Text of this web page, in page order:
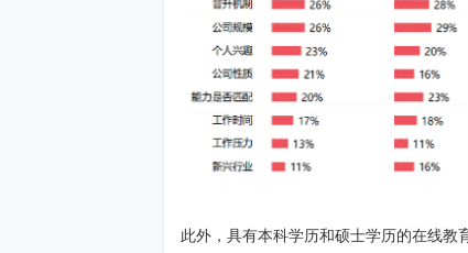
此外，具有本科学历和硕士学历的在线